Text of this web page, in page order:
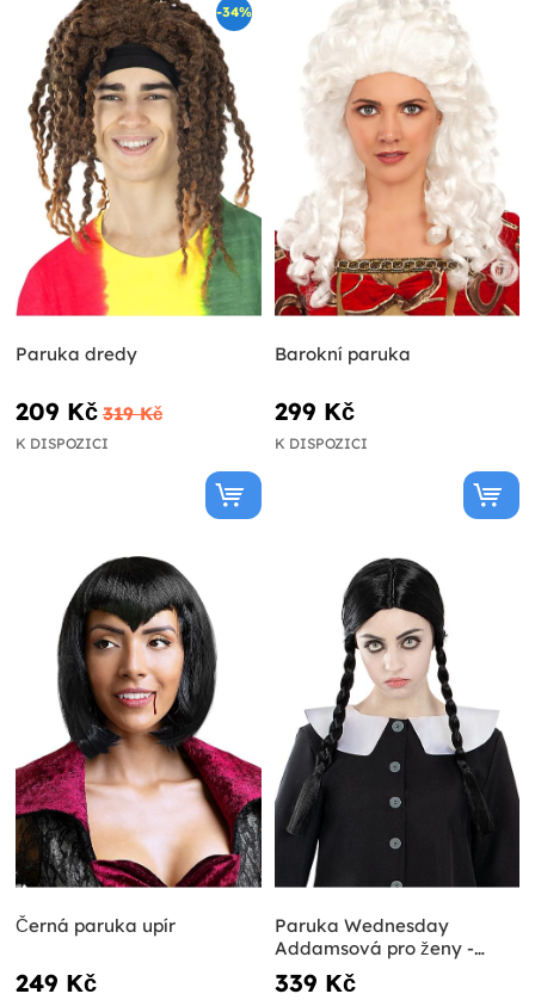
-34%
Paruka dredy
209 Kč 319 Kč
K DISPOZICI
Barokní paruka
299 Kč
K DISPOZICI
Černá paruka upír
249 Kč
Paruka Wednesday
Addamsová pro ženy -
Addamsova rodina
339 Kč